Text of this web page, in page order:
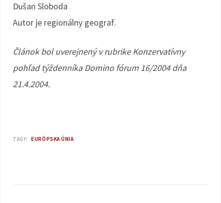
Dušan Sloboda
Autor je regionálny geograf.
Článok bol uverejnený v rubrike Konzervatívny
pohľad týždenníka Domino fórum 16/2004 dňa
21.4.2004.
TAGY: EURÓPSKA ÚNIA